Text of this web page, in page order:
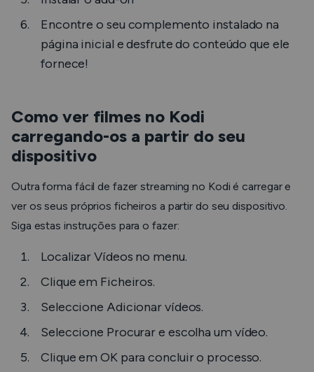
Encontre o seu complemento instalado na
página inicial e desfrute do conteúdo que ele
fornece!
Como ver filmes no Kodi
carregando-os a partir do seu
dispositivo
Outra forma fácil de fazer streaming no Kodi é carregar e
ver os seus próprios ficheiros a partir do seu dispositivo.
Siga estas instruções para o fazer:
LocalizarVídeos no menu.
Clique em Ficheiros.
Seleccione Adicionar vídeos.
Seleccione Procurare escolha um vídeo.
Clique em OK para concluir o processo.